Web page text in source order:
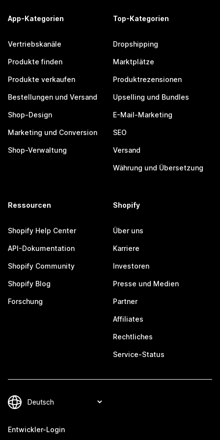
App-Kategorien
Vertriebskanäle
Produkte finden
Produkte verkaufen
Bestellungen und Versand
Shop-Design
Marketing und Conversion
Shop-Verwaltung
Top-Kategorien
Dropshipping
Marktplätze
Produktrezensionen
Upselling und Bundles
E-Mail-Marketing
SEO
Versand
Währung und Übersetzung
Ressourcen
Shopify Help Center
API-Dokumentation
Shopify Community
Shopify Blog
Forschung
Shopify
Über uns
Karriere
Investoren
Presse und Medien
Partner
Affiliates
Rechtliches
Service-Status
Entwickler-Login